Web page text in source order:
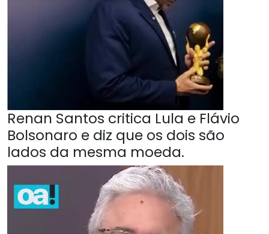
Renan Santos critica Lula e Flávio
Bolsonaro e diz que os dois são
lados da mesma moeda.